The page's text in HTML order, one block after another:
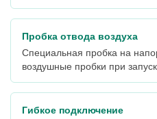
Пробка отвода воздуха
Специальная пробка на
воздушные пробки при
Гибкое подключение